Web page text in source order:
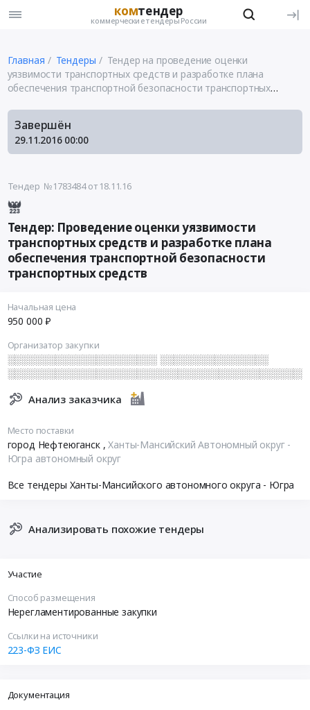
комтендер
коммерческие тендеры России
Главная Тендеры
Тендер на проведение оценки
уязвимости транспортных средств и разработке плана
обеспечения транспортной безопасности транспортных
Завершён
29.11.2016 00:00
Тендер №1783484от 18.11.16
Тендер: Проведение оценки уязвимости
транспортных средств и разработке плана
обеспечения транспортной безопасности
транспортных средств
Начальная цена
950 000 ₽
Организатор закупки
░░░░░░░░░░░░░░░░░░░░░░ ░░░░░░░░░░░░░░░░
Анализ заказчика
Место поставки
город Нефтеюганск ,Ханты-Мансийский Автономный округ -
Югра автономный округ
Все тендеры Ханты-Мансийского автономного округа - Югра
Анализировать похожие тендеры
Участие
Способ размещения
Нерегламентированные закупки
Ссылки на источники
223-ФЗ ЕИС
Документация